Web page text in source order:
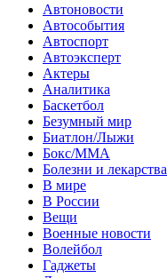
Автоновости
Автособытия
Автоспорт
Автоэксперт
Актеры
Аналитика
Баскетбол
Безумный мир
Биатлон/Лыжи
Бокс/MMA
Болезни и лекарства
В мире
В России
Вещи
Военные новости
Волейбол
Гаджеты